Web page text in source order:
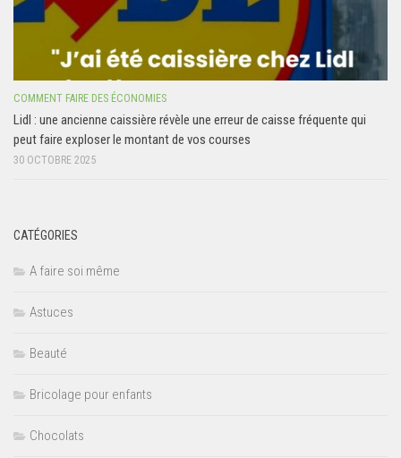
COMMENT FAIRE DES ÉCONOMIES
Lidl : une ancienne caissière révèle une erreur de caisse fréquente qui
peut faire exploser le montant de vos courses
30 OCTOBRE 2025
CATÉGORIES
A faire soi même
Astuces
Beauté
Bricolage pour enfants
Chocolats